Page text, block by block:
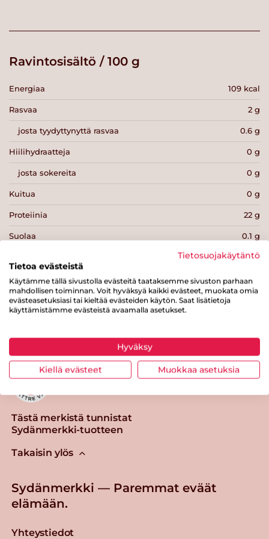
Ravintosisältö / 100 g
Energiaa 109 kcal
Rasvaa 2 g
josta tyydyttynyttä rasvaa 0.6 g
Hiilihydraatteja 0 g
josta sokereita 0 g
Kuitua 0 g
Proteiinia 22 g
Suolaa 0.1 g
Tulosta sivu Jaa tuote
Tästä merkistä tunnistat
Sydänmerkki-tuotteen
Takaisin ylös
Sydänmerkki — Paremmat eväät
elämään.
Yhteystiedot
Tietosuojakäytäntö
Tietoa evästeistä
Käytämme tällä sivustolla evästeitä taataksemme sivuston parhaan
mahdollisen toiminnan. Voit hyväksyä kaikki evästeet, muokata omia
evästeasetuksiasi tai kieltää evästeiden käytön. Saat lisätietoja
käyttämistämme evästeistä avaamalla asetukset.
Hyväksy
Kiellä evästeet Muokkaa asetuksia